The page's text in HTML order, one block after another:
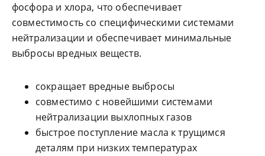
фосфора и хлора, что обеспечивает
совместимость со специфическими системами
нейтрализации и обеспечивает минимальные
выбросы вредных веществ.
сокращает вредные выбросы
совместимо с новейшими системами
нейтрализации выхлопных газов
быстрое поступление масла к трущимся
деталям при низких температурах